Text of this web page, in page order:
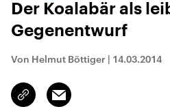
Der Koalabär als
Gegenentwurf
Von Helmut Böttiger | 14.03.2014
Link
kopieren/teilen
Email